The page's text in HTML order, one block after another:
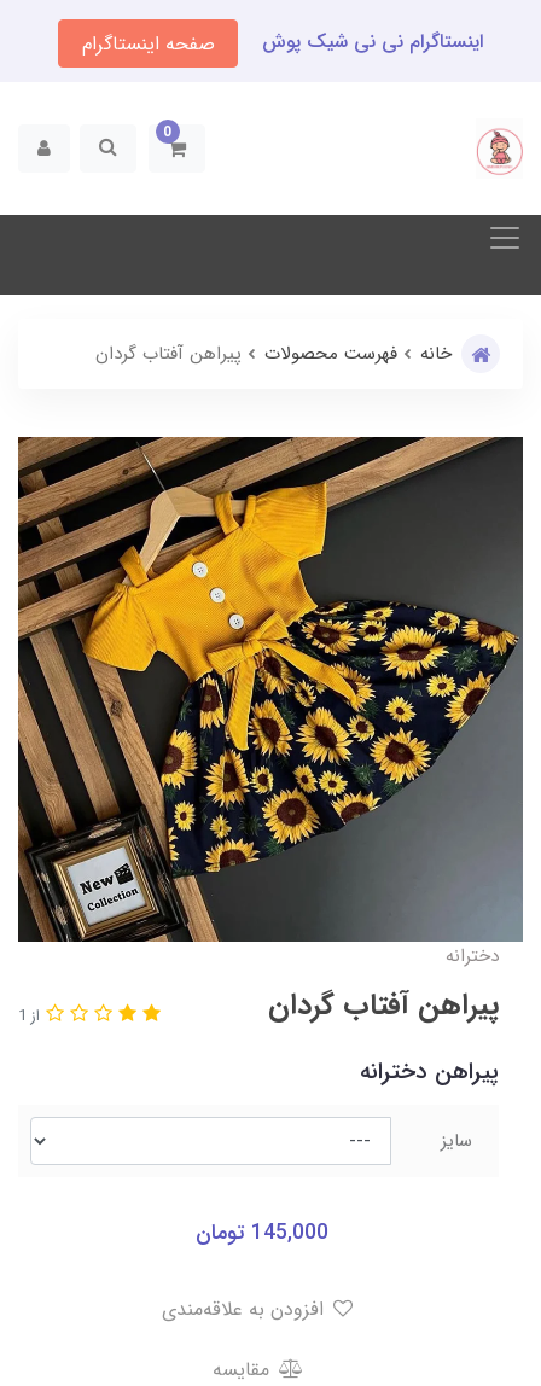
اینستاگرام نی نی شیک پوش صفحه اینستاگرام
0
خانه فهرست محصولات پیراهن آفتاب گردان
دخترانه
پیراهن آفتاب گردان از 1
پیراهن دخترانه
سایز
145,000 تومان
مقایسه